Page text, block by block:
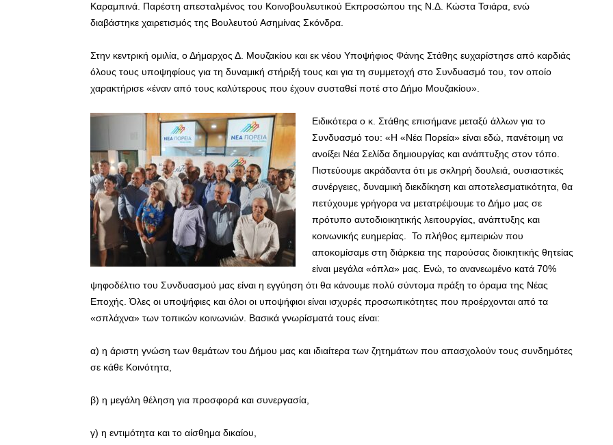
Καραμπινά. Παρέστη απεσταλμένος του Κοινοβουλευτικού Εκπροσώπου της Ν.Δ. Κώστα Τσιάρα, ενώ
διαβάστηκε χαιρετισμός της Βουλευτού Ασημίνας Σκόνδρα.
Στην κεντρική ομιλία, ο Δήμαρχος Δ. Μουζακίου και εκ νέου Υποψήφιος Φάνης Στάθης ευχαρίστησε από καρδιάς
όλους τους υποψηφίους για τη δυναμική στήριξή τους και για τη συμμετοχή στο Συνδυασμό του, τον οποίο
χαρακτήρισε «έναν από τους καλύτερους που έχουν συσταθεί ποτέ στο Δήμο Μουζακίου».
Ειδικότερα ο κ. Στάθης επισήμανε μεταξύ άλλων για το
Συνδυασμό του: «Η «Νέα Πορεία» είναι εδώ, πανέτοιμη να
ανοίξει Νέα Σελίδα δημιουργίας και ανάπτυξης στον τόπο.
Πιστεύουμε ακράδαντα ότι με σκληρή δουλειά, ουσιαστικές
συνέργειες, δυναμική διεκδίκηση και αποτελεσματικότητα, θα
πετύχουμε γρήγορα να μετατρέψουμε το Δήμο μας σε
πρότυπο αυτοδιοικητικής λειτουργίας, ανάπτυξης και
κοινωνικής ευημερίας. Το πλήθος εμπειριών που
αποκομίσαμε στη διάρκεια της παρούσας διοικητικής θητείας
είναι μεγάλα «όπλα» μας. Ενώ, το ανανεωμένο κατά 70%
ψηφοδέλτιο του Συνδυασμού μας είναι η εγγύηση ότι θα κάνουμε πολύ σύντομα πράξη το όραμα της Νέας
Εποχής. Όλες οι υποψήφιες και όλοι οι υποψήφιοι είναι ισχυρές προσωπικότητες που προέρχονται από τα
«σπλάχνα» των τοπικών κοινωνιών. Βασικά γνωρίσματά τους είναι:
α) η άριστη γνώση των θεμάτων του Δήμου μας και ιδιαίτερα των ζητημάτων που απασχολούν τους συνδημότες
σε κάθε Κοινότητα,
β) η μεγάλη θέληση για προσφορά και συνεργασία,
γ) η εντιμότητα και το αίσθημα δικαίου,